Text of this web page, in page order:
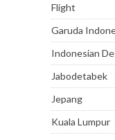
Flight
Garuda
Indonesian
Jabodetabek
Jepang
Kuala Lumpur